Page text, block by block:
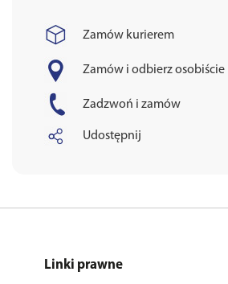
Zamów kurierem
Zamów i odbierz osobiście
Zadzwoń i zamów
Udostępnij
Linki prawne